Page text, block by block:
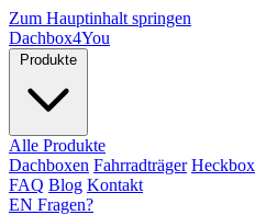
Zum Hauptinhalt springen
Dachbox4You
Alle Produkte
Dachboxen Fahrradträger
FAQ Blog Kontakt
EN Fragen?